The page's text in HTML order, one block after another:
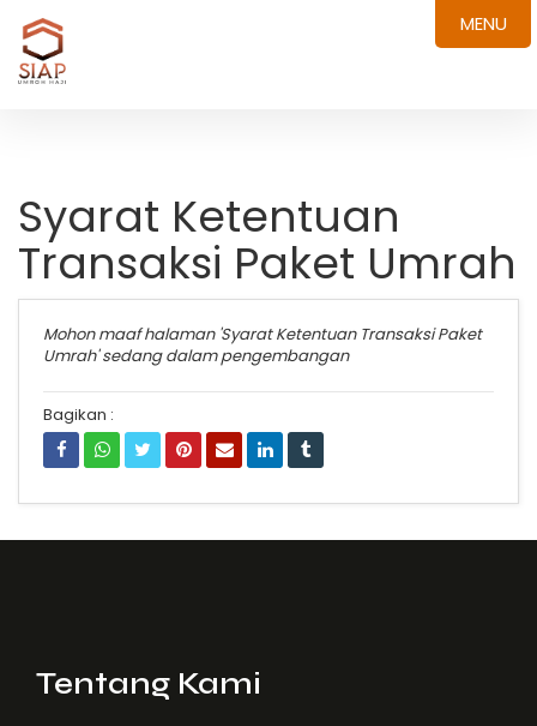
Syarat Ketentuan
Transaksi Paket Umrah
Mohon maaf halaman 'Syarat Ketentuan Transaksi Paket
Umrah' sedang dalam pengembangan
Bagikan :
Tentang Kami
MENU